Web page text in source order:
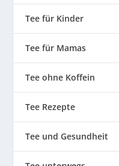
Tee für Kinder
Tee für Mamas
Tee ohne Koffein
Tee Rezepte
Tee und Gesundheit